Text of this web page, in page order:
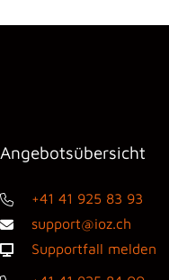
Angebotsübersicht
+41 41 925 83 93
support@ioz.ch
Supportfall melden